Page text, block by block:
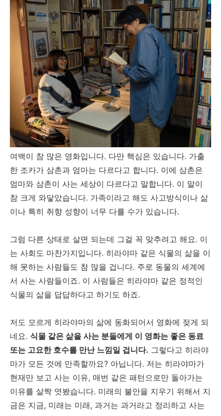
여백이 참 많은 영화입니다. 다만 핵심은 있습니다. 가출
한 조카가 삼촌과 엄마는 다르다고 합니다. 이에 삼촌은
엄마와 삼촌이 사는 세상이 다르다고 말합니다. 이 말이
참 크게 와닿았습니다. 가족이라고 해도 사고방식이나 삶
이나 특히 취향 성향이 너무 다를 수가 있습니다.
그럼 다른 상태로 살면 되는데 그걸 꼭 맞추려고 해요. 이
는 사회도 마찬가지입니다. 히라야마 같은 식물의 삶을 이
해 못하는 사람들도 참 많을 겁니다. 주로 동물의 세계에
서 사는 사람들이죠. 이 사람들은 히라야마 같은 정적인
식물의 삶을 답답하다고 하기도 하죠.
저도 모르게 히라야마의 삶에 동화되어서 영화에 젖게 되
네요. 식물 같은 삶을 사는 분들에게 이 영화는 좋은 동료
또는 고요한 호수를 만난 느낌일 겁니다. 그렇다고 히라야
마가 모든 것에 만족할까요? 아닙니다. 저는 히라야마가
현재만 보고 사는 이유, 매번 같은 패턴으로만 돌아가는
이유를 살짝 엿봤습니다. 미래의 불안을 지우기 위해서 지
금은 지금, 미래는 미래, 과거는 과거라고 정리하고 사는